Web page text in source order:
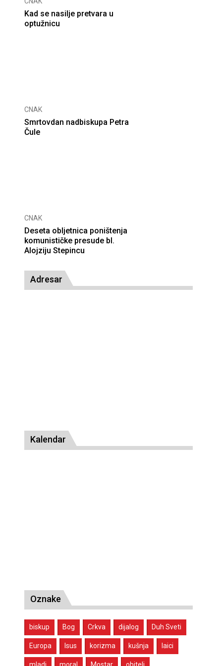
Kad se nasilje pretvara u
optužnicu
CNAK
Smrtovdan nadbiskupa Petra
Čule
CNAK
Deseta obljetnica poništenja
komunističke presude bl.
Alojziju Stepincu
Adresar
Kalendar
Oznake
biskup Bog Crkva dijalog Duh Sveti
Europa Isus korizma kušnja laici